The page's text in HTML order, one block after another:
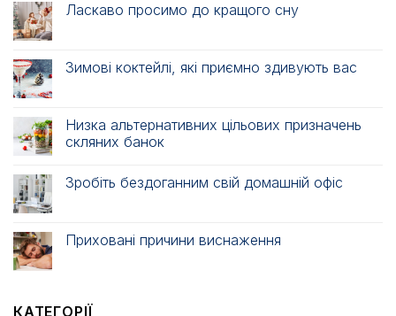
Ласкаво просимо до кращого сну
Зимові коктейлі, які приємно здивують вас
Низка альтернативних цільових призначень
скляних банок
Зробіть бездоганним свій домашній офіс
Приховані причини виснаження
КАТЕГОРІЇ